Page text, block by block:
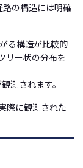
路の構造には明確
る構造が比較的
リー状の分布を
測されます。
際に観測された